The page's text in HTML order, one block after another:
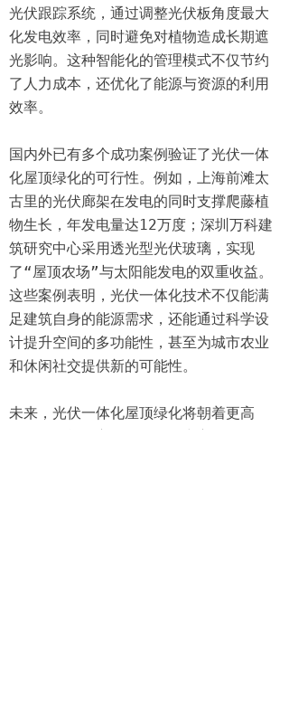
光伏跟踪系统，通过调整光伏板角度最大
化发电效率，同时避免对植物造成长期遮
光影响。这种智能化的管理模式不仅节约
了人力成本，还优化了能源与资源的利用
效率。
国内外已有多个成功案例验证了光伏一体
化屋顶绿化的可行性。例如，上海前滩太
古里的光伏廊架在发电的同时支撑爬藤植
物生长，年发电量达12万度；深圳万科建
筑研究中心采用透光型光伏玻璃，实现
了“屋顶农场”与太阳能发电的双重收益。
这些案例表明，光伏一体化技术不仅能满
足建筑自身的能源需求，还能通过科学设
计提升空间的多功能性，甚至为城市农业
和休闲社交提供新的可能性。
未来，光伏一体化屋顶绿化将朝着更高